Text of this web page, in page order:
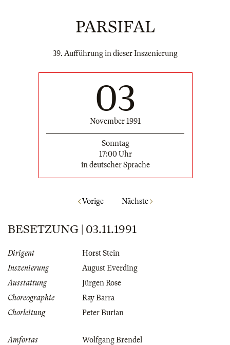
PARSIFAL
39. Aufführung in dieser Inszenierung
03
November 1991
Sonntag
17:00 Uhr
in deutscher Sprache
Vorige Nächste
BESETZUNG | 03.11.1991
Dirigent
Horst Stein
Inszenierung
August Everding
Ausstattung
Jürgen Rose
Choreographie
Ray Barra
Chorleitung
Peter Burian
Amfortas
Wolfgang Brendel